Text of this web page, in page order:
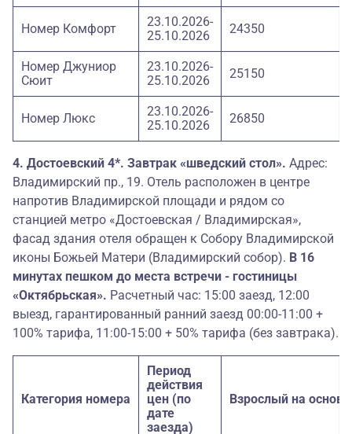
Номер Комфорт
23.10.2026-
25.10.2026
24350
Номер Джуниор
Сюит
23.10.2026-
25.10.2026
25150
Номер Люкс
23.10.2026-
25.10.2026
26850
4. Достоевский 4*. Завтрак «шведский стол». Адрес:
Владимирский пр., 19. Отель расположен в центре
напротив Владимирской площади и рядом со
станцией метро «Достоевская / Владимирская»,
фасад здания отеля обращен к Собору Владимирской
иконы Божьей Матери (Владимирский собор). В 16
минутах пешком до места встречи - гостиницы
«Октябрьская». Расчетный час: 15:00 заезд, 12:00
выезд, гарантированный ранний заезд 00:00-11:00 +
100% тарифа, 11:00-15:00 + 50% тарифа (без завтрака).
Категория номера
Период
действия
цен (по
дате
заезда)
Взрослый на